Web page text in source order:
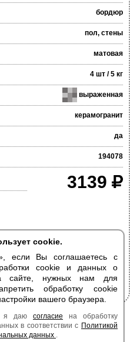
cookie.
если Вы соглашаетесь с
cookie и данных о
сайте, нужных нам для
обработку cookie
вашего браузера.
я даю согласие на обработку
в соответствии с Политикой
данных .
бордюр
пол, стены
матовая
4 шт / 5 кг
выраженная
керамогранит
да
194078
3139
В КОРЗИНУ
Поверхность |